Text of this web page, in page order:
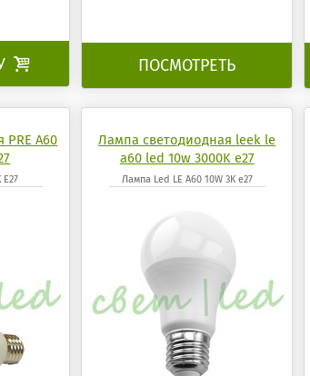
 ПОСМОТРЕТЬ
A60
E27
Лампа светодиодная leek le
a60 led 10w 3000K e27
Лампа Led LE A60 10W 3K e27